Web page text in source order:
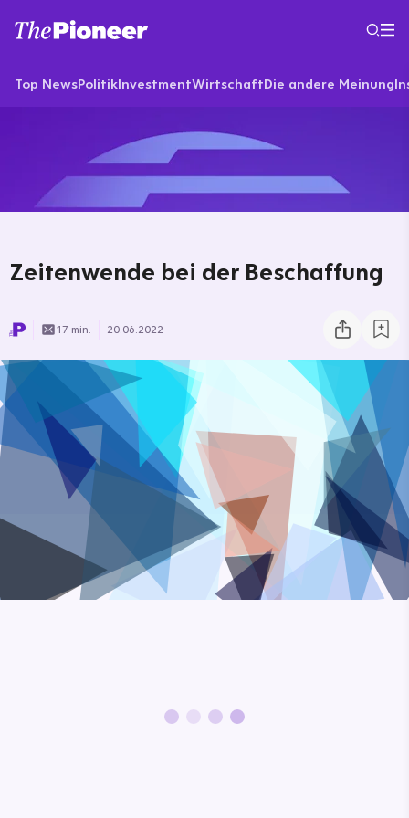
Top NewsPolitikInvestmentWirtschaftDie andere Meinung
Zeitenwende bei der Beschaffung
17 min. 20.06.2022